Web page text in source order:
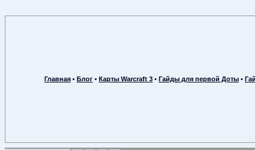
Главная • Блог • Карты Warcraft 3 • Гайды для первой Доты •